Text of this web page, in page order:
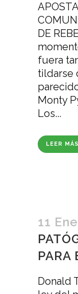
DE
fuera
tildarse
Monty
Los...
LEER MÁS
11 Ene
PARA
Donald